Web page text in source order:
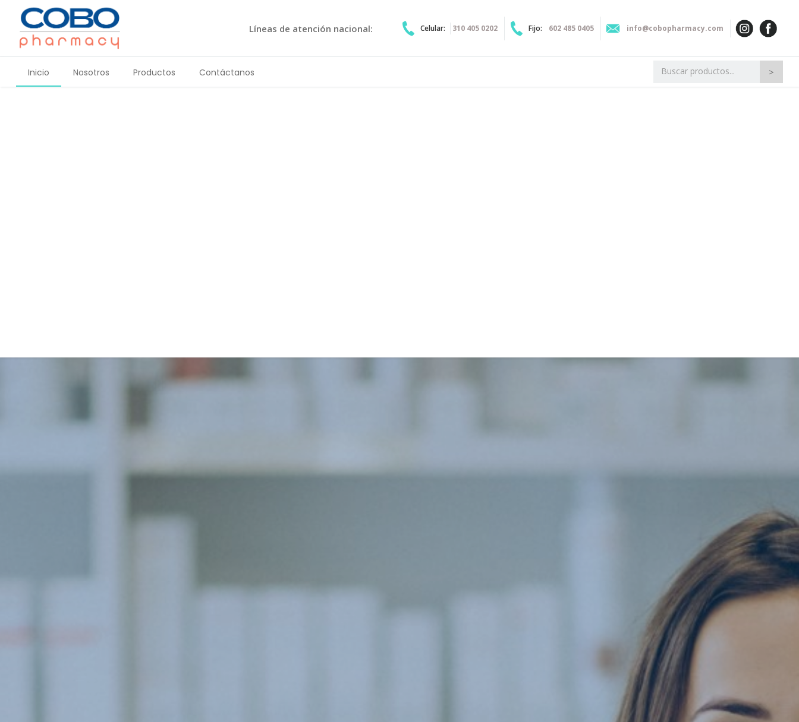
Líneas de atención nacional: Celular: 310 405 0202 Fijo: 602 485 0405 info@cobopharmacy.com
Inicio Nosotros Productos Contáctanos
Inicio
Contáctanos